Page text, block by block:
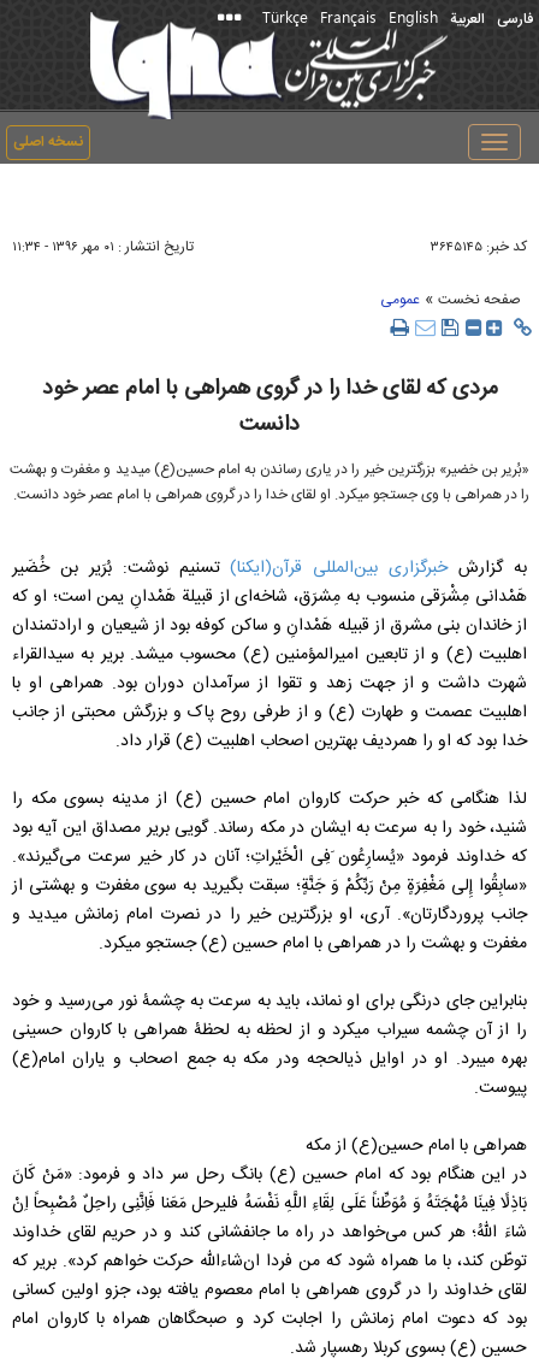
فارسی العربیة English
Français
Türkçe
نسخه اصلی
Toggle
navigation
کد خبر: ۳۶۴۵۱۴۵ تاریخ انتشار : ۰۱ مهر ۱۳۹۶ - ۱۱:۳۴
صفحه نخست » عمومی
مردی که لقای خدا را در گروی همراهی با امام عصر خود
دانست
«بُریر بن خضیر» بزرگ‏ترین خیر را در یاری رساندن به امام حسین(ع) می‎دید و مغفرت و بهشت
را در همراهی با وی جستجو می‎کرد. او لقای خدا را در گروی همراهی با امام عصر خود دانست.
به گزارشخبرگزاری بین‌المللی قرآن(ایکنا)تسنیم نوشت: بُرَیر بن خُضَیر
هَمْدانی مِشْرَقی منسوب به مِشرَق، شاخه‌ای از قبیلة هَمْدانِ یمن است؛ او که
از خاندان بنی مشرق از قبیله هَمْدانِ و ساکن کوفه بود از شیعیان و ارادتمندان
اهل‎بیت (ع) و از تابعین امیرالمؤمنین (ع) محسوب می‎شد. بریر به سیدالقراء
شهرت داشت و از جهت زهد و تقوا از سرآمدان دوران بود. همراهی او با
اهل‎بیت عصمت و طهارت (ع) و از طرفی روح پاک و بزرگش محبتی از جانب
خدا بود که او را هم‎ردیف بهترین اصحاب اهل‎بیت (ع) قرار داد.
لذا هنگامی که خبر حرکت کاروان امام حسین (ع) از مدینه بسوی مکه را
شنید، خود را به سرعت به ایشان در مکه رساند. گویی بریر مصداق این آیه بود
که خداوند فرمود «یُسارِعُون َفِی الْخَیْراتِ؛ آنان در کار خیر سرعت می‌گیرند».
«سابِقُوا إِلى ‏مَغْفِرَةٍ مِنْ رَبِّکُمْ وَ جَنَّةٍ؛ سبقت بگیرید به سوی مغفرت و بهشتی از
جانب پروردگارتان». آری، او بزرگ‏ترین خیر را در نصرت امام زمانش می‎دید و
مغفرت و بهشت را در همراهی با امام حسین (ع) جستجو می‎کرد.
بنابراین جای درنگی برای او نماند، باید به سرعت به چشمۀ نور می‌رسید و خود
را از آن چشمه سیراب می‎کرد و از لحظه به لحظۀ همراهی با کاروان حسینی
بهره می‎برد. او در اوایل ذی‎الحجه ودر مکه به جمع اصحاب و یاران امام(ع)
پیوست.
همراهی با امام حسین(ع) از مکه
در این هنگام بود که امام حسین (ع) بانگ رحل سر داد و فرمود: «مَنْ کَانَ
بَاذِلًا فِینَا مُهْجَتَهُ وَ مُوَطِّناً عَلَى لِقَاءِ اللَّهِ نَفْسَهُ فلیرحل مَعَنا فَاِنَّنِی راحِلٌ مُصْبِحاً اِنْ
شاءَ اللّهُ؛ هر کس می‌خواهد در راه ما جانفشانی کند و در حریم لقای خداوند
توطّن کند، با ما همراه شود که من فردا ان‌شاءالله حرکت خواهم کرد». بریر که
لقای خداوند را در گروی همراهی با امام معصوم یافته بود، جزو اولین کسانی
بود که دعوت امام زمانش را اجابت کرد و صبحگاهان همراه با کاروان امام
حسین (ع) بسوی کربلا رهسپار شد.